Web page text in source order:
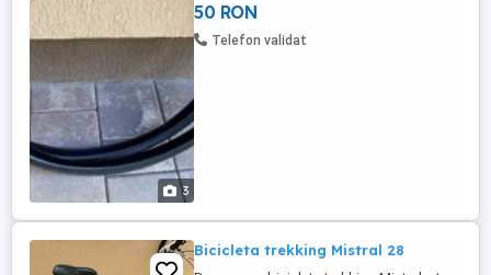
3
50 RON
Telefon validat
Bicicleta trekking Mistral 28